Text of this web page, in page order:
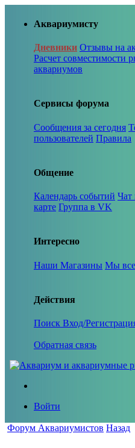
Аквариумисту
Дневники Отзывы на
Расчет совместимости
аквариумов
Сервисы форума
Сообщения за сегодня
пользователей Правила
Общение
Календарь событий Чат
карте Группа в VK
Интересно
Наши Магазины Мы
Действия
Поиск Вход/
Обратная связь
Войти
Форум Аквариумистов Назад